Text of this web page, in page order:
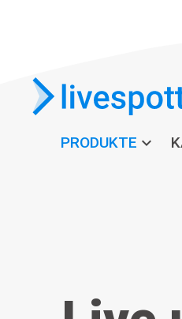
PRODUKTE expand_more